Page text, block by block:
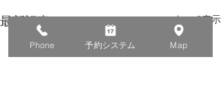
最新記事 すべて表示
Phone 予約システム Map